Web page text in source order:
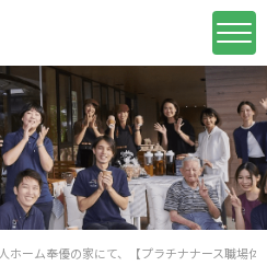
ホーム奉優の家にて、【プラチナナース職場体